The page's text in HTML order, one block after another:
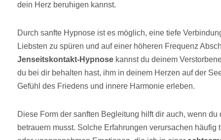
dein Herz beruhigen kannst.
Durch sanfte Hypnose ist es möglich, eine tiefe
Liebsten zu spüren und auf einer höheren Frequenz
Jenseitskontakt-Hypnose kannst du deinem
du bei dir behalten hast, ihm in deinem Herzen auf der
Gefühl des Friedens und innere Harmonie erleben.
Diese Form der sanften Begleitung hilft dir auch, wenn
betrauern musst. Solche Erfahrungen verursachen häufig